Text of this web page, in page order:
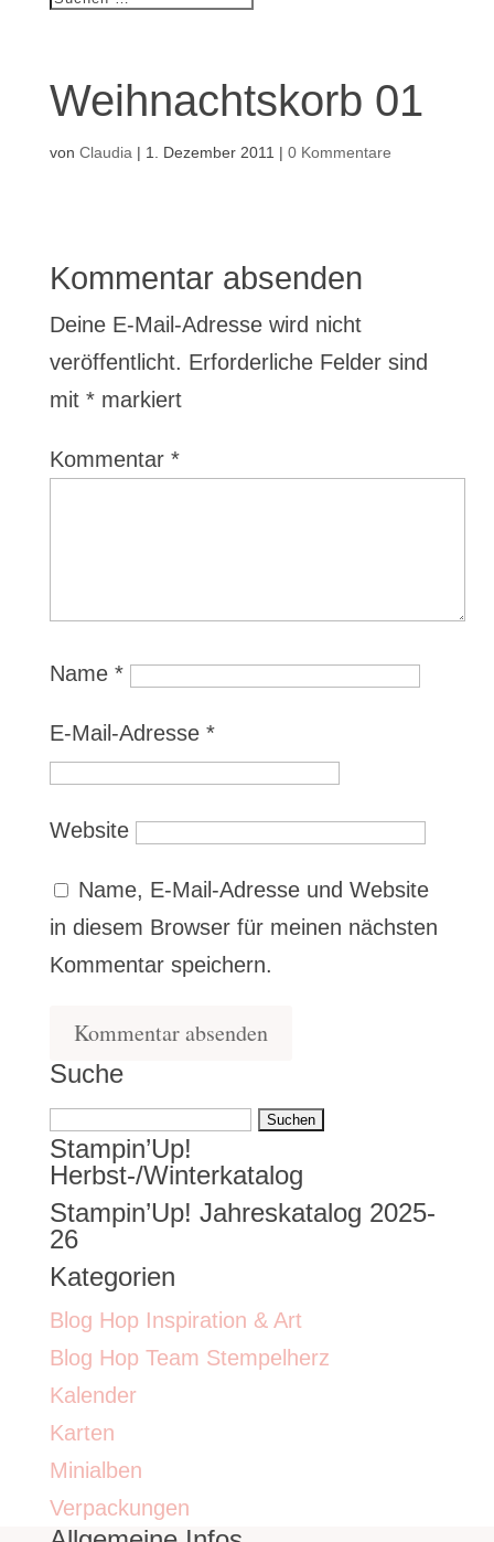
Weihnachtskorb 01
von Claudia | 1. Dezember 2011 | 0 Kommentare
Kommentar absenden
Deine E-Mail-Adresse wird nicht
veröffentlicht. Erforderliche Felder sind
mit *markiert
Kommentar *
Name *
E-Mail-Adresse *
Website
Name, E-Mail-Adresse und Website
in diesem Browser für meinen nächsten
Kommentar speichern.
Suche
Suchen
nach:
Stampin’Up!
Herbst-/Winterkatalog
Stampin’Up! Jahreskatalog 2025-
26
Kategorien
Blog Hop Inspiration & Art
Blog Hop Team Stempelherz
Kalender
Karten
Minialben
Verpackungen